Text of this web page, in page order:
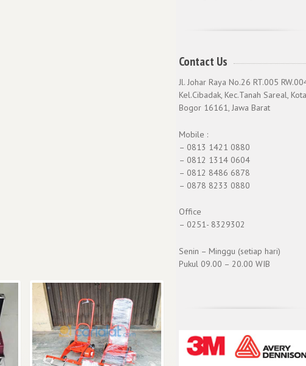
Contact Us
Jl. Johar Raya No.26 RT.005
Kel.Cibadak, Kec.Tanah Sareal, Kota
Bogor 16161, Jawa Barat
Mobile :
– 0813 1421 0880
– 0812 1314 0604
– 0812 8486 6878
– 0878 8233 0880
Office
– 0251- 8329302
Senin – Minggu (setiap hari)
Pukul 09.00 – 20.00 WIB